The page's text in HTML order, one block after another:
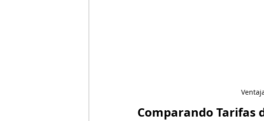
Comparando Tarifas